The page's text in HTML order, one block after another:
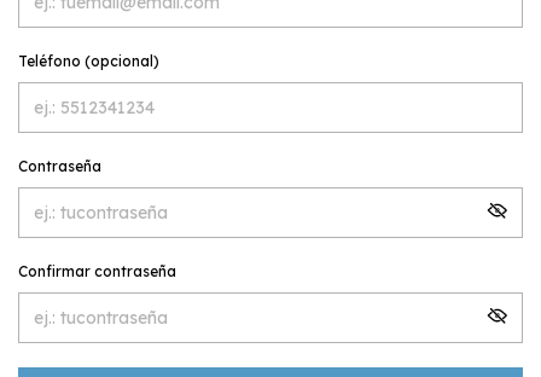
Teléfono (opcional)
Contraseña
Confirmar contraseña